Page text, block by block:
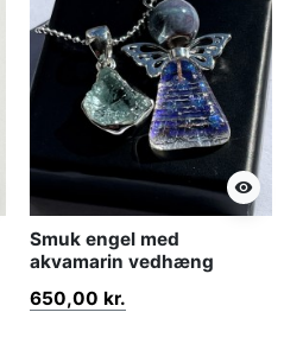
visibility
Smuk engel med
akvamarin vedhæng
650,00 kr.